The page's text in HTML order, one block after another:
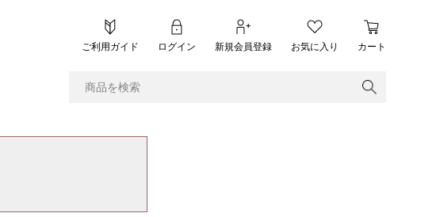
ご利用ガイド ログイン 新規会員登録 お気に入り カート